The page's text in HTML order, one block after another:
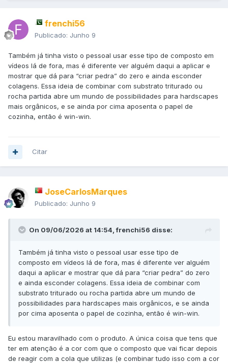
frenchi56
Publicado: Junho 9
Também já tinha visto o pessoal usar esse tipo de composto em
vídeos lá de fora, mas é diferente ver alguém daqui a aplicar e
mostrar que dá para “criar pedra” do zero e ainda esconder
colagens. Essa ideia de combinar com substrato triturado ou
rocha partida abre um mundo de possibilidades para hardscapes
mais orgânicos, e se ainda por cima aposenta o papel de
cozinha, então é win-win.
Citar
JoseCarlosMarques
Publicado: Junho 9
On 09/06/2026 at 14:54,frenchi56 disse:
Também já tinha visto o pessoal usar esse tipo de
composto em vídeos lá de fora, mas é diferente ver alguém
daqui a aplicar e mostrar que dá para “criar pedra” do zero
e ainda esconder colagens. Essa ideia de combinar com
substrato triturado ou rocha partida abre um mundo de
possibilidades para hardscapes mais orgânicos, e se ainda
por cima aposenta o papel de cozinha, então é win-win.
Eu estou maravilhado com o produto. A única coisa que tens que
ter em atenção é a cor com que o composto que vai ficar depois
de reagir com a cola que utilizas (e combinar tudo isso com a cor